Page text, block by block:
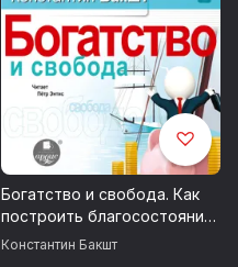
Богатство и свобода. Как
построить благосостояние
своими руками
Константин Бакшт